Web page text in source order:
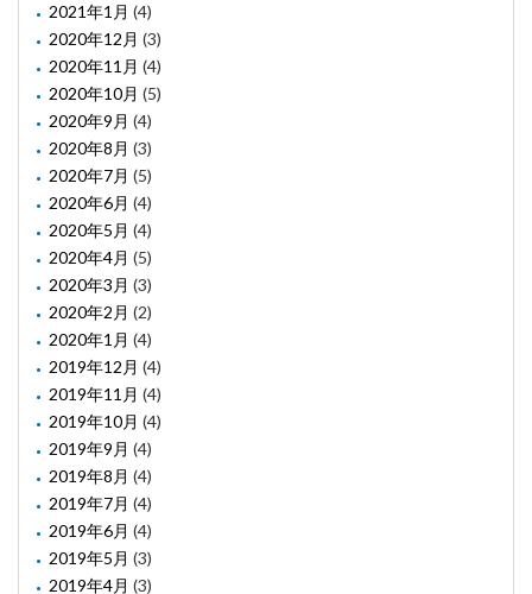
2021年1月 (4)
2020年12月 (3)
2020年11月 (4)
2020年10月 (5)
2020年9月 (4)
2020年8月 (3)
2020年7月 (5)
2020年6月 (4)
2020年5月 (4)
2020年4月 (5)
2020年3月 (3)
2020年2月 (2)
2020年1月 (4)
2019年12月 (4)
2019年11月 (4)
2019年10月 (4)
2019年9月 (4)
2019年8月 (4)
2019年7月 (4)
2019年6月 (4)
2019年5月 (3)
2019年4月 (3)